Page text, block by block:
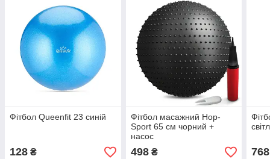
Фітбол Queenfit 23 синій
128 ₴
Фітбол масажний Hop-
Sport 65 см чорний +
насос
498₴ 768